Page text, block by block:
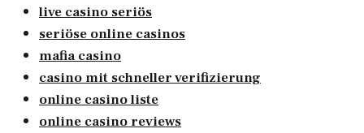
live casino seriös
seriöse online casinos
mafia casino
casino mit schneller verifizierung
online casino liste
online casino reviews